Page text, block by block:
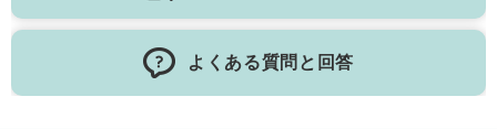
よくある質問と回答